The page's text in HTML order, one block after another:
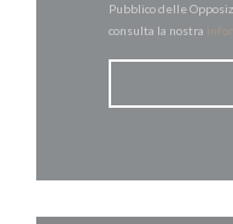
Pubblico delle
consulta la nostra